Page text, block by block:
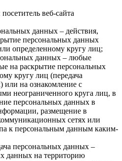
веб-сайта
данных – действия,
персональных данных
определенному кругу лиц;
данных – любые
на раскрытие персональных
кругу лиц (передача
или на ознакомление с
неограниченного круга лиц, в
персональных данных в
размещение в
сетях или
к персональным данным каким-
персональных данных –
данных на территорию